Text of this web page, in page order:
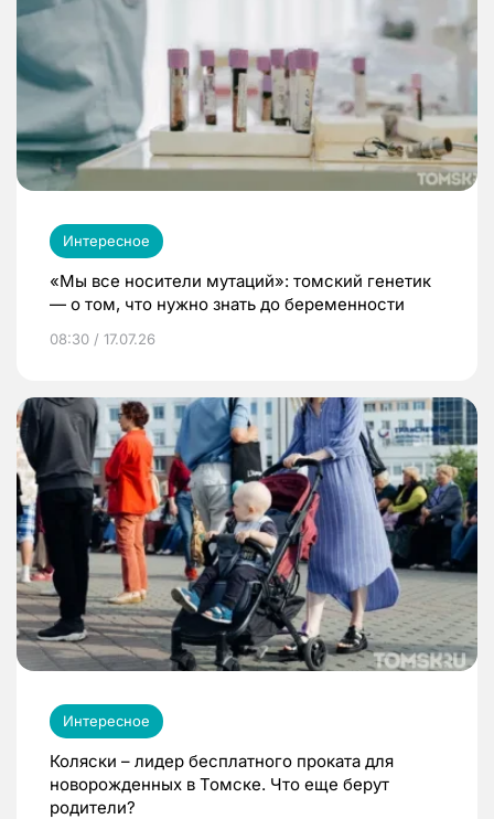
Интересное
«Мы все носители мутаций»: томский генетик
— о том, что нужно знать до беременности
08:30 / 17.07.26
Интересное
Коляски – лидер бесплатного проката для
новорожденных в Томске. Что еще берут
родители?